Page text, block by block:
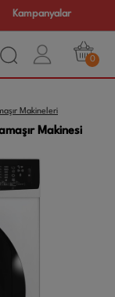
Kampanyalar
0
Makineleri
Makinesi